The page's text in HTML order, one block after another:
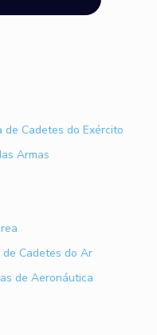
de Cadetes do Exército
Armas
de Cadetes do Ar
de Aeronáutica